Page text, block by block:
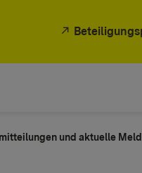
und aktuelle